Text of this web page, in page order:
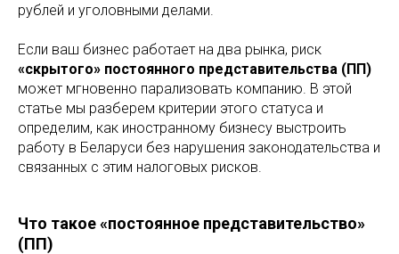
рублей и уголовными делами.
Если ваш бизнес работает на два рынка, риск
«скрытого» постоянного представительства (ПП)
может мгновенно парализовать компанию. В этой
статье мы разберем критерии этого статуса и
определим, как иностранному бизнесу выстроить
работу в Беларуси без нарушения законодательства и
связанных с этим налоговых рисков.
Что такое «постоянное представительство»
(ПП)